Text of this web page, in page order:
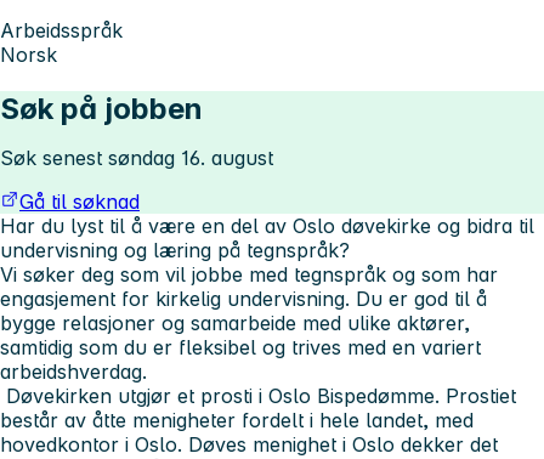
Arbeidsspråk
Norsk
Søk på jobben
Søk senest søndag 16. august
Gå til søknad
Har du lyst til å være en del av Oslo døvekirke og bidra til
undervisning og læring på tegnspråk?
Vi søker deg som vil jobbe med tegnspråk og som har
engasjement for kirkelig undervisning. Du er god til å
bygge relasjoner og samarbeide med ulike aktører,
samtidig som du er fleksibel og trives med en variert
arbeidshverdag.
Døvekirken utgjør et prosti i Oslo Bispedømme. Prostiet
består av åtte menigheter fordelt i hele landet, med
hovedkontor i Oslo. Døves menighet i Oslo dekker det